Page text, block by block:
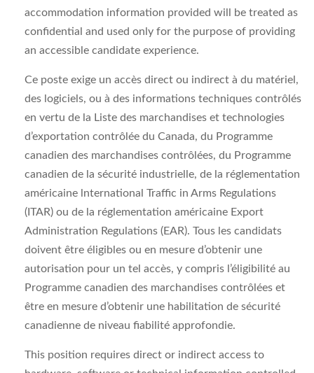
accommodation information provided will be treated as
confidential and used only for the purpose of providing
an accessible candidate experience.
Ce poste exige un accès direct ou indirect à du matériel,
des logiciels, ou à des informations techniques contrôlés
en vertu de la Liste des marchandises et technologies
d’exportation contrôlée du Canada, du Programme
canadien des marchandises contrôlées, du Programme
canadien de la sécurité industrielle, de la réglementation
américaine lnternational Traffic in Arms Regulations
(ITAR) ou de la réglementation américaine Export
Administration Regulations (EAR). Tous les candidats
doivent être éligibles ou en mesure d’obtenir une
autorisation pour un tel accès, y compris l’éligibilité au
Programme canadien des marchandises contrôlées et
être en mesure d’obtenir une habilitation de sécurité
canadienne de niveau fiabilité approfondie.
This position requires direct or indirect access to